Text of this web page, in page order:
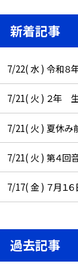
新着記事
7/22( 水 ) 令和
7/21( 火 ) ２年
7/21( 火 ) 夏休み
7/21( 火 ) 第４回
7/17( 金 ) ７月１
過去記事